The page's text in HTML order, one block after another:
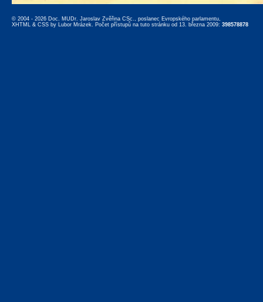
© 2004 - 2026 Doc. MUDr. Jaroslav Zvěřina CSc., poslanec Evropského parlamentu,
XHTML & CSS by Lubor Mrázek. Počet přístupů na tuto stránku od 13. března 2009: 398578878